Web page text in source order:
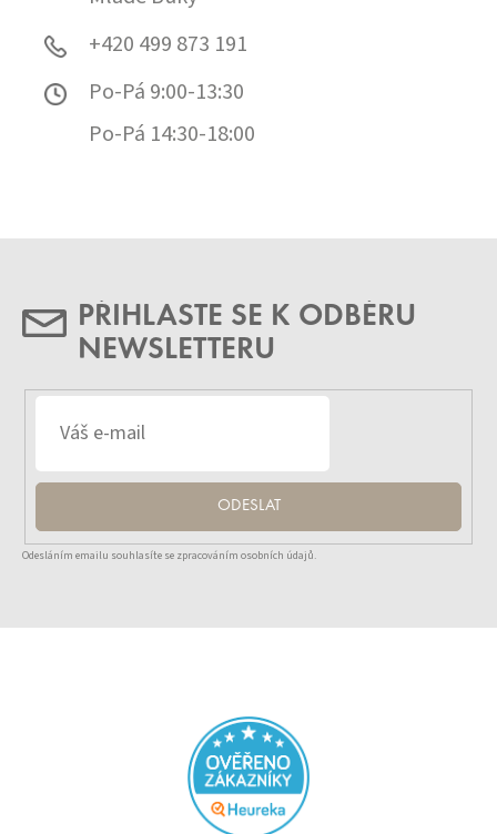
+420 499 873 191
Po-Pá 9:00-13:30
Po-Pá 14:30-18:00
PŘIHLASTE SE K ODBĚRU
NEWSLETTERU
ODESLAT
Odesláním emailu souhlasíte se zpracováním osobních údajů.